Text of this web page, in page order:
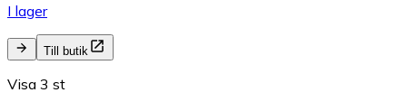
I lager
Till butik
Visa 3 st